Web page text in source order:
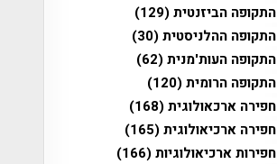
התקופה הביזנטית(129)
התקופה ההלניסטית(30)
התקופה העות'מנית(62)
התקופה הרומית(120)
חפירה ארכאולוגית(168)
חפירה ארכיאולוגית(165)
חפירות ארכיאולוגיות(166)